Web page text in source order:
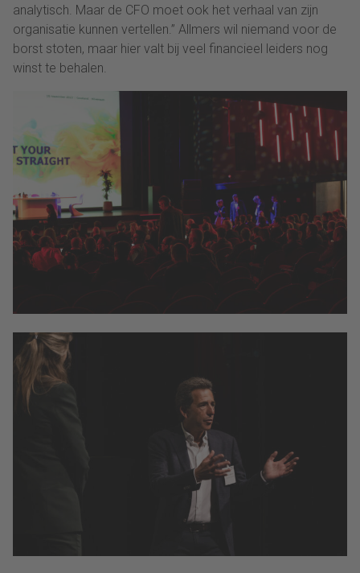
analytisch. Maar de CFO moet ook het verhaal van zijn
organisatie kunnen vertellen.” Allmers wil niemand voor de
borst stoten, maar hier valt bij veel financieel leiders nog
winst te behalen.